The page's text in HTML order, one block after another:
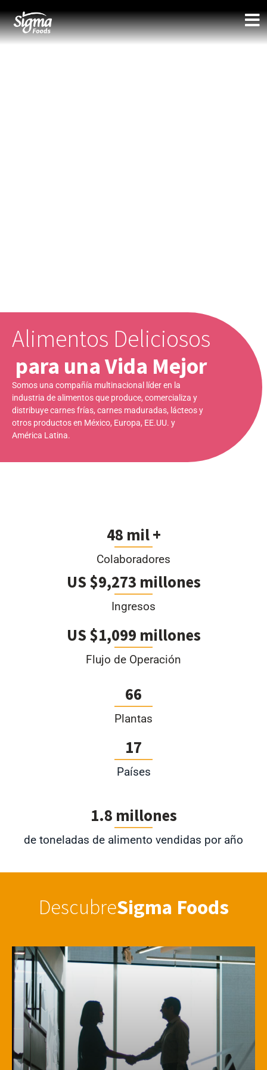
Alimentos Deliciosos
para una Vida Mejor
Somos una compañía multinacional líder en la
industria de alimentos que produce, comercializa y
distribuye carnes frías, carnes maduradas, lácteos y
otros productos en México, Europa, EE.UU. y
América Latina.
48 mil +
Colaboradores
US $9,273 millones
Ingresos
US $1,099 millones
Flujo de Operación
66
Plantas
17
Países
1.8 millones
de toneladas de alimento vendidas por año
DescubreSigma Foods